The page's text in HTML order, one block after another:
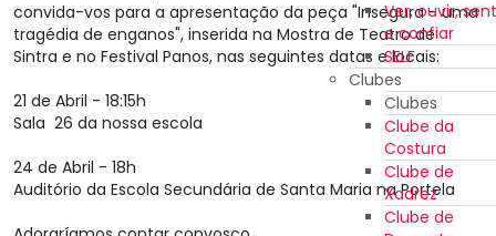
Ver, ouvir,
e confiar
SELF
Clubes
Clubes
Clube da
Costura
Clube de
Xadrez
Clube de
convida-vos para a apresentação da peça "Insegura - uma
tragédia de enganos", inserida na Mostra de Teatro de
Sintra e no Festival Panos, nas seguintes datas e locais:
21 de Abril - 18:15h
Sala 26 da nossa escola
24 de Abril - 18h
Auditório da Escola Secundária de Santa Maria na Portela